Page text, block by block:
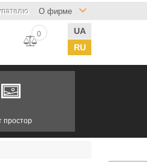
О фирме
UA
RU
0
простор